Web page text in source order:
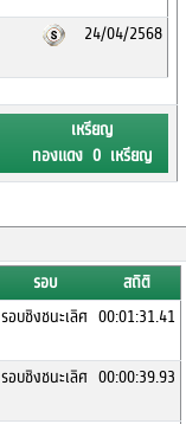
24/04/2568
เหรียญ
ทองแดง 0 เหรียญ
รอบ
สถิติ
รอบชิงชนะเลิศ 00:01:31.41
รอบชิงชนะเลิศ 00:00:39.93